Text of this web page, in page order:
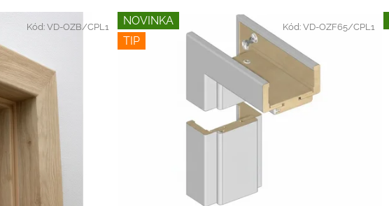
Kód:VD-OZB/CPL1
NOVINKA
TIP
Kód:VD-OZF65/CPL1